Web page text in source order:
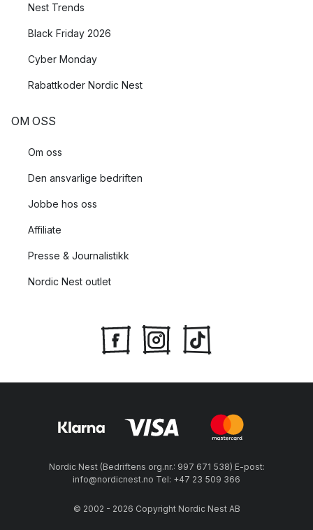
Nest Trends
Black Friday 2026
Cyber Monday
Rabattkoder Nordic Nest
OM OSS
Om oss
Den ansvarlige bedriften
Jobbe hos oss
Affiliate
Presse & Journalistikk
Nordic Nest outlet
Nordic Nest (Bedriftens org.nr.: 997 671 538) E-post:
info@nordicnest.no Tel: +47 23 509 366
© 2002 - 2026 Copyright Nordic Nest AB